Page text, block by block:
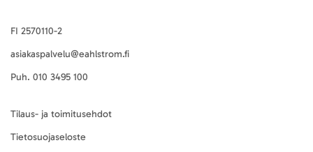
FI 2570110-2
asiakaspalvelu@eahlstrom.fi
Puh. 010 3495 100
Tilaus- ja toimitusehdot
Tietosuojaseloste